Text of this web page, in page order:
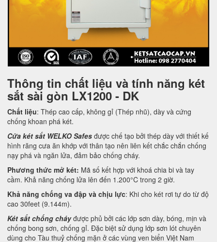
Thông tin chất liệu và tính năng két
sắt sài gòn LX1200 - DK
Chất liệu: Thép cao cấp, không gỉ (Thép nhũ), dày và cứng
chống khoan phá két.
Cửa két sắt WELKO Safes được chế tạo bởi thép dày với thiết kế
hình răng cưa ăn khớp với thân tạo nên liên kết chắc chắn chống
nạy phá và ngăn lửa, đảm bảo chống cháy.
Phương thức mở két: Mã số kết hợp với khoá chia bi và tay
cầm. Khả năng chống lửa lên đến 1.200°C trong 2 giờ.
Khả năng chống va đập và chịu lực: Khi cho két rơi tự do từ độ
cao 30feet (9.144m).
Két sắt chống cháyđược phủ bởi các lớp sơn dày, bóng, mịn và
chống bong sơn, chống gỉ. Đặc biệt sử dụng lớp sơn lót chuyên
dùng cho Tàu thuỷ chống mặn ở các vùng ven biển Việt Nam